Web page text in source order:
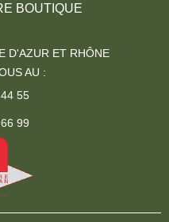
BOUTIQUE
D'AZUR ET RHÔNE
AU :
55
99